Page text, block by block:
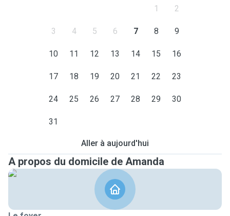
1 2
3 4 5 6 7 8 9
10 11 12 13 14 15 16
17 18 19 20 21 22 23
24 25 26 27 28 29 30
31
Aller à aujourd'hui
A propos du domicile de Amanda